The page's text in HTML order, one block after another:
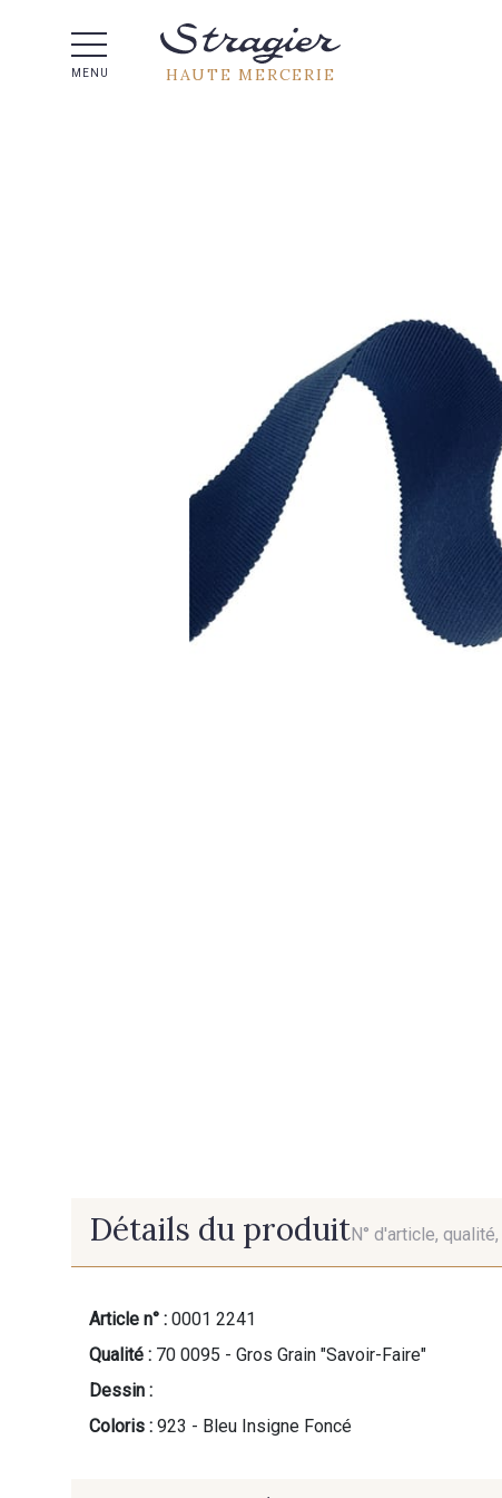
MENU HAUTE MERCERIE
Détails du produitN° d'article,
Article n° : 0001 2241
Qualité : 70 0095 - Gros Grain "Savoir-Faire"
Dessin :
Coloris : 923 - Bleu Insigne Foncé